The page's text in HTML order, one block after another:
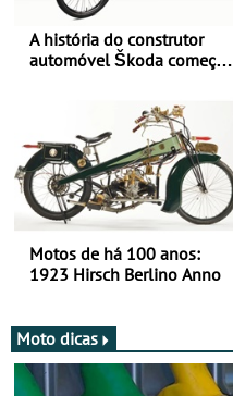
A história do construtor
automóvel Škoda começou
Motos de há 100 anos:
1923 Hirsch Berlino Anno
Moto dicas